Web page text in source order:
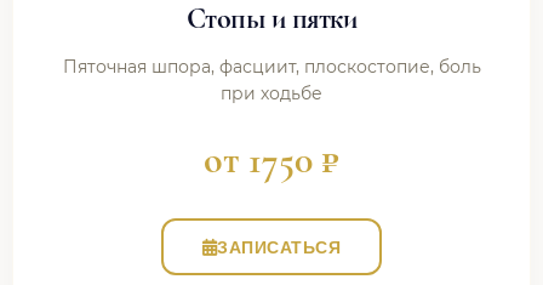
Стопы и пятки
Пяточная шпора, фасциит, плоскостопие, боль
при ходьбе
от 1750 ₽
ЗАПИСАТЬСЯ